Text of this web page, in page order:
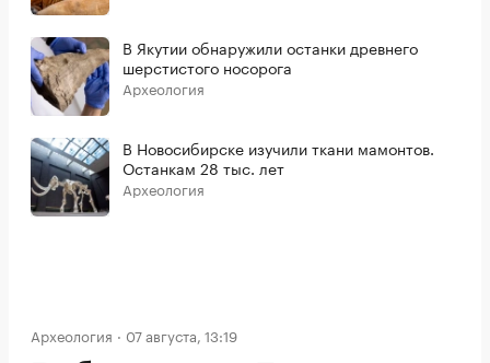
В Якутии обнаружили останки древнего
шерстистого носорога
Археология
В Новосибирске изучили ткани мамонтов.
Останкам 28 тыс. лет
Археология
Археология 07 августа, 13:19